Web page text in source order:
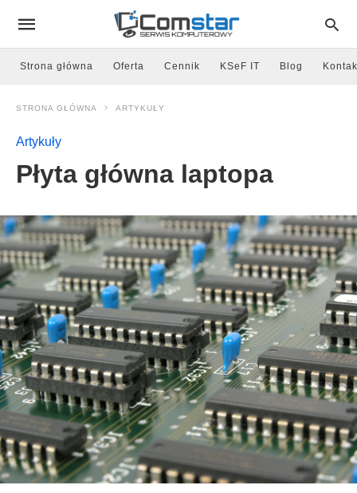
Strona główna Oferta Cennik KSeF IT Blog
STRONA GŁÓWNA ARTYKUŁY
Artykuły
Płyta główna laptopa